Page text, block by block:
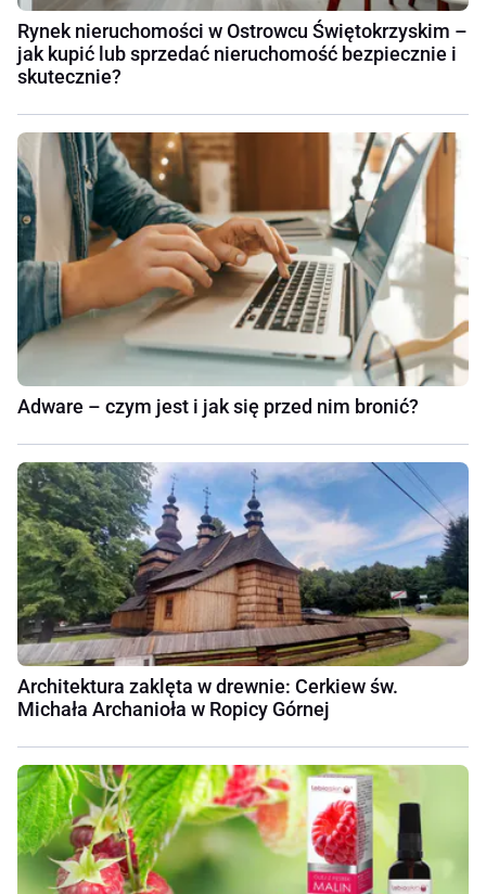
Rynek nieruchomości w Ostrowcu Świętokrzyskim –
jak kupić lub sprzedać nieruchomość bezpiecznie i
skutecznie?
Adware – czym jest i jak się przed nim bronić?
Architektura zaklęta w drewnie: Cerkiew św.
Michała Archanioła w Ropicy Górnej